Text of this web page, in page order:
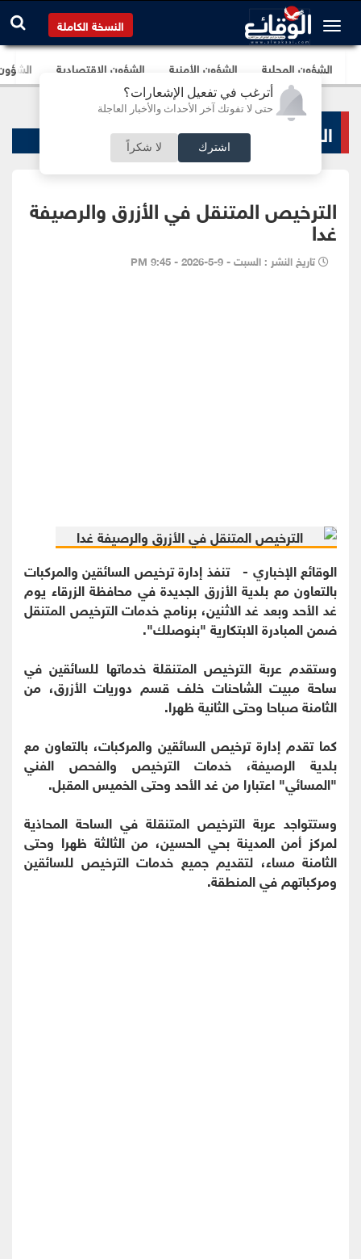
أترغب في تفعيل الإشعارات؟
حتى لا تفوتك آخر الأحداث والأخبار العاجلة
اشترك لا شكراً
النسخة الكاملة
الشؤون المحلية الشؤون الأمنية الشؤون الإقتصادية
الشؤون الأمنية
الترخيص المتنقل في الأزرق والرصيفة
غدا
تاريخ النشر : السبت - 9-5-2026 - 9:45 PM
الوقائع الإخباري - تنفذ إدارة ترخيص السائقين والمركبات
بالتعاون مع بلدية الأزرق الجديدة في محافظة الزرقاء يوم
غد الأحد وبعد غد الاثنين، برنامج خدمات الترخيص المتنقل
ضمن المبادرة الابتكارية "بنوصلك".
وستقدم عربة الترخيص المتنقلة خدماتها للسائقين في
ساحة مبيت الشاحنات خلف قسم دوريات الأزرق، من
الثامنة صباحا وحتى الثانية ظهرا.
كما تقدم إدارة ترخيص السائقين والمركبات، بالتعاون مع
بلدية الرصيفة، خدمات الترخيص والفحص الفني
"المسائي" اعتبارا من غد الأحد وحتى الخميس المقبل.
وستتواجد عربة الترخيص المتنقلة في الساحة المحاذية
لمركز أمن المدينة بحي الحسين، من الثالثة ظهرا وحتى
الثامنة مساء، لتقديم جميع خدمات الترخيص للسائقين
ومركباتهم في المنطقة.